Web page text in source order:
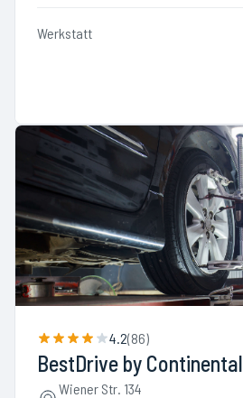
Werkstatt
4.2(86)
BestDrive by Continental
Wiener Str. 134